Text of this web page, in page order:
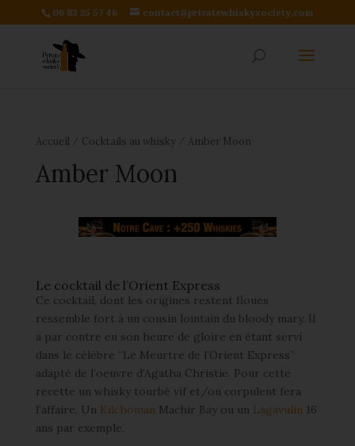
06 83 25 57 46 contact@privatewhiskysociety.com
Accueil Cocktails au whisky⁄ Amber Moon
Amber Moon
Le cocktail de l’Orient Express
Ce cocktail, dont les origines restent floues
ressemble fort à un cousin lointain du bloody mary. Il
a par contre eu son heure de gloire en étant servi
dans le célèbre “Le Meurtre de l’Orient Express”
adapté de l’oeuvre d’Agatha Christie. Pour cette
recette un whisky tourbé vif et/ou corpulent fera
l’affaire. Un Kilchoman Machir Bay ou un Lagavulin 16
ans par exemple.